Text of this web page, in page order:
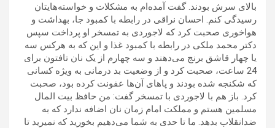
بالای سرش بودند. گفت آمده‌ام به مشکلات و خواسته‌هایتان
رسیدگی کنم. احسان نراقی در رابطه با کمبود جا، بهداشت و
هواخوری صحبت کرد که لاجوردی به تمسخر او پرداخت سپس
دکتر محمد ملکی در رابطه با کمبود غذا و این که به هرکس سه
یا چهار قاشق برنج می‌دهند و سه چهارم از یک نان تافتون برای
24 ساعت، صحبت کرد و از وضعیت بد درمانی به ویژه کسانی
که شکنجه شده بودند و پاهای آن‌ها عفونت کرده بود، صحبت
کرد. باز هم با لاجوردی با تمسخر گفت: من حافظ بیت المال
مسلمین هستم و مملکت امام زمان نان اضافه ندارد که به
ضدانقلاب بدهد. ما تا حدی به شما می‌دهیم بخورید که نمیرید تا